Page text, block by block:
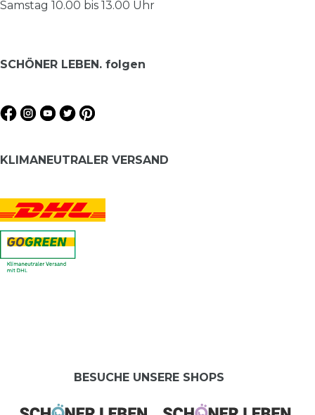
Samstag 10.00 bis 13.00 Uhr
SCHÖNER LEBEN. folgen
KLIMANEUTRALER VERSAND
BESUCHE UNSERE SHOPS